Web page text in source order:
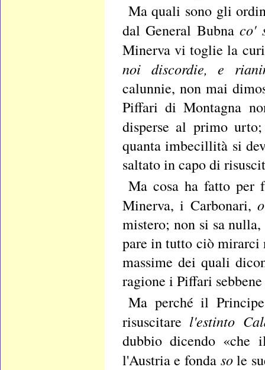
Ma quali sono gli
dal General Bubnaco'
Minerva vi toglie la
noi discordie, e
calunnie, non mai
Piffari di Montagna
disperse al primo
quanta imbecillità si
saltato in capo di
Ma cosa ha fatto per
Minerva, i Carbonari,
mistero; non si sa
pare in tutto ciò mirarci
massime dei quali
ragione i Piffari
Ma perché il
risuscitare l'estinto
dubbio dicendo
l'Austria e fonda sole